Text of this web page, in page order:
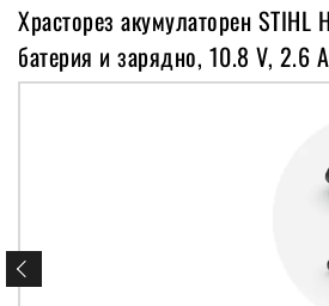
Храсторез акумулаторен STIHL
батерия и зарядно, 10.8 V, 2.6